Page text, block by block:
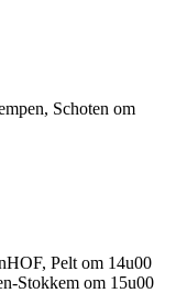
Schoten om
Pelt om 14u00
Stokkem om 15u00